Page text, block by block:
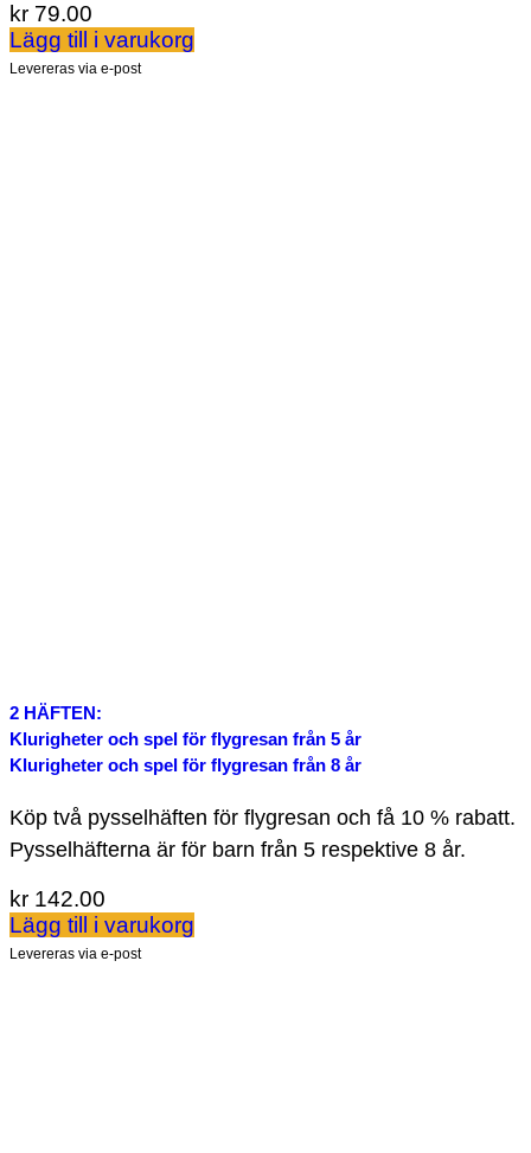
kr 79.00
Lägg till i varukorg
Levereras via e-post
2 HÄFTEN:
Klurigheter och spel för flygresan från 5 år
Klurigheter och spel för flygresan från 8 år
Köp två pysselhäften för flygresan och få 10 % rabatt.
Pysselhäfterna är för barn från 5 respektive 8 år.
kr 142.00
Lägg till i varukorg
Levereras via e-post